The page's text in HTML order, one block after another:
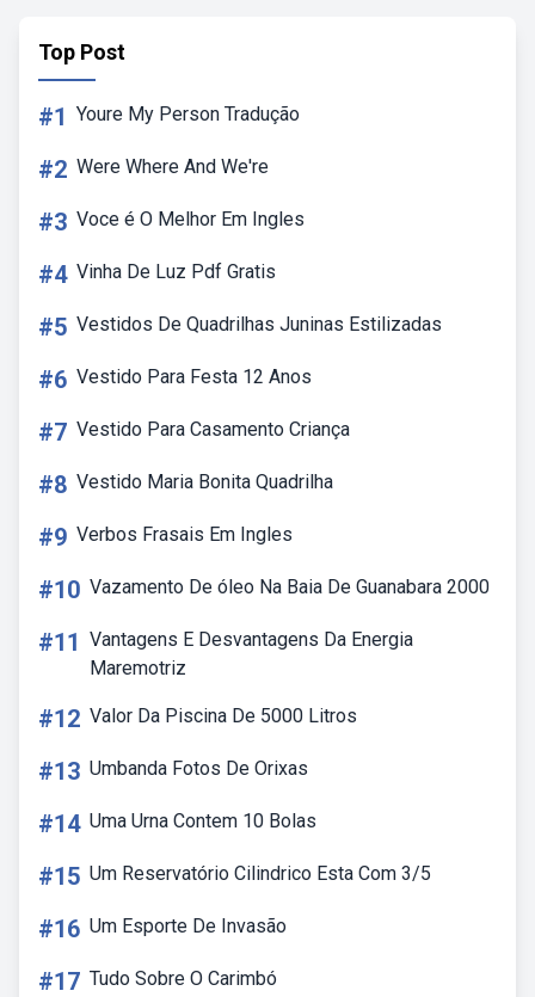
Top Post
#1 Youre My Person Tradução
#2 Were Where And We're
#3 Voce é O Melhor Em Ingles
#4 Vinha De Luz Pdf Gratis
#5 Vestidos De Quadrilhas Juninas Estilizadas
#6 Vestido Para Festa 12 Anos
#7 Vestido Para Casamento Criança
#8 Vestido Maria Bonita Quadrilha
#9 Verbos Frasais Em Ingles
#10 Vazamento De óleo Na Baia De Guanabara 2000
#11 Vantagens E Desvantagens Da Energia
Maremotriz
#12 Valor Da Piscina De 5000 Litros
#13 Umbanda Fotos De Orixas
#14 Uma Urna Contem 10 Bolas
#15 Um Reservatório Cilindrico Esta Com 3/5
#16 Um Esporte De Invasão
#17 Tudo Sobre O Carimbó